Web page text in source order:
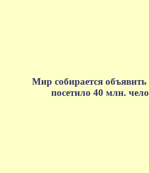
Мир собирается
посетило 40 млн.